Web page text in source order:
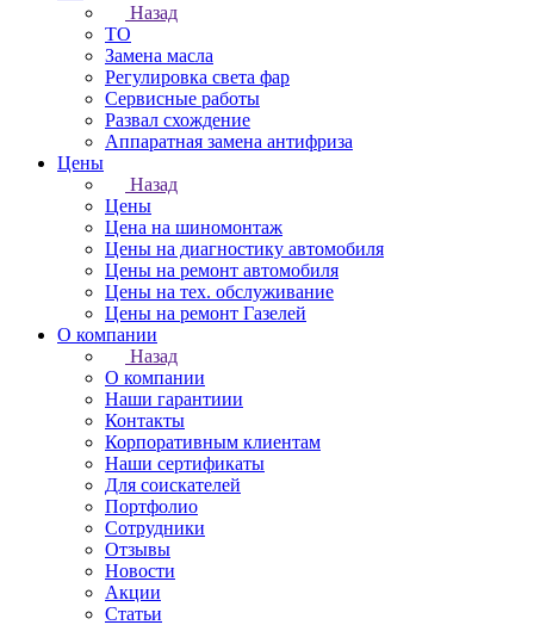
Назад
ТО
Замена масла
Регулировка света фар
Сервисные работы
Развал схождение
Аппаратная замена антифриза
Цены
Назад
Цены
Цена на шиномонтаж
Цены на диагностику автомобиля
Цены на ремонт автомобиля
Цены на тех. обслуживание
Цены на ремонт Газелей
О компании
Назад
О компании
Наши гарантиии
Контакты
Корпоративным клиентам
Наши сертификаты
Для соискателей
Портфолио
Сотрудники
Отзывы
Новости
Акции
Статьи